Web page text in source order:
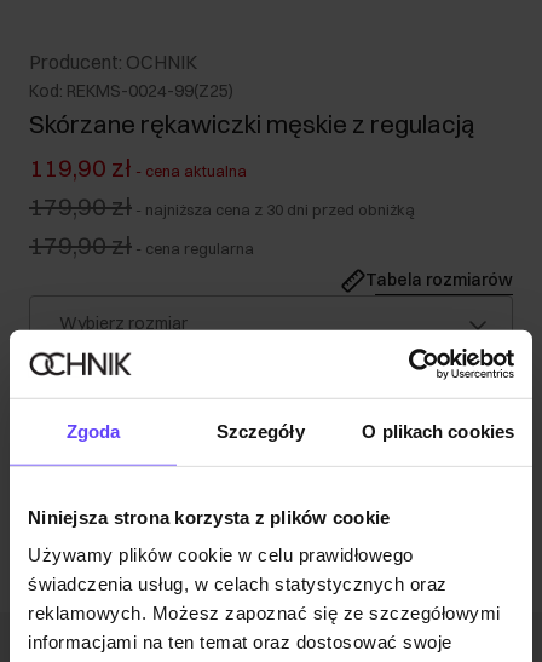
Zgoda Szczegóły O plikach cookies
Niniejsza strona korzysta z plików cookie
Używamy plików cookie w celu prawidłowego
świadczenia usług, w celach statystycznych oraz
reklamowych. Możesz zapoznać się ze szczegółowymi
informacjami na ten temat oraz dostosować swoje
Producent: OCHNIK
Kod: REKMS-0024-99(Z25)
Skórzane rękawiczki męskie z regulacją
119,90 zł - cena aktualna
179,90 zł - najniższa cena z 30 dni przed obniżką
179,90 zł - cena regularna
Tabela rozmiarów
Wybierz rozmiar
Wysyłka w 1 dzień roboczy